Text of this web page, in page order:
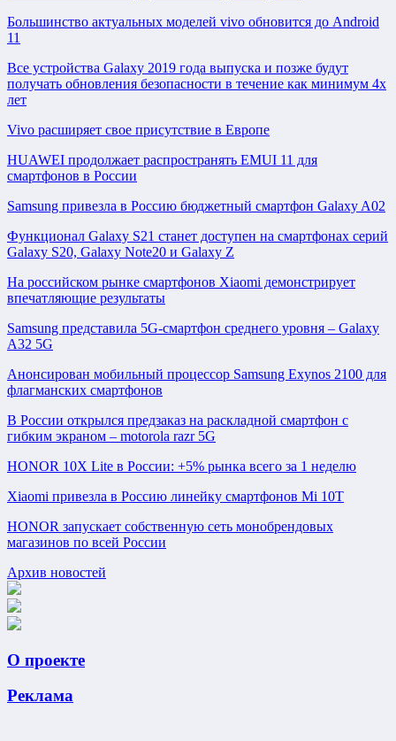
Большинство актуальных моделей vivo обновится до Android
11
Все устройства Galaxy 2019 года выпуска и позже будут
получать обновления безопасности в течение как минимум 4х
лет
Vivo расширяет свое присутствие в Европе
HUAWEI продолжает распространять EMUI 11 для
смартфонов в России
Samsung привезла в Россию бюджетный смартфон Galaxy A02
Функционал Galaxy S21 станет доступен на смартфонах серий
Galaxy S20, Galaxy Note20 и Galaxy Z
На российском рынке смартфонов Xiaomi демонстрирует
впечатляющие результаты
Samsung представила 5G-смартфон среднего уровня – Galaxy
A32 5G
Анонсирован мобильный процессор Samsung Exynos 2100 для
флагманских смартфонов
В России открылся предзаказ на раскладной смартфон с
гибким экраном – motorola razr 5G
HONOR 10X Lite в России: +5% рынка всего за 1 неделю
Xiaomi привезла в Россию линейку смартфонов Mi 10T
HONOR запускает собственную сеть монобрендовых
магазинов по всей России
Архив новостей
О проекте
Реклама